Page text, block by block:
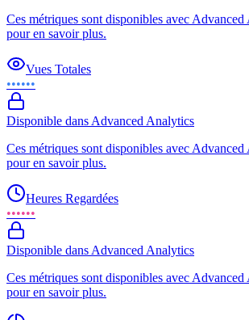
Ces métriques sont disponibles avec
pour en savoir plus.
Vues Totales
••••••
Disponible dans Advanced Analytics
Ces métriques sont disponibles avec
pour en savoir plus.
Heures Regardées
••••••
Disponible dans Advanced Analytics
Ces métriques sont disponibles avec
pour en savoir plus.